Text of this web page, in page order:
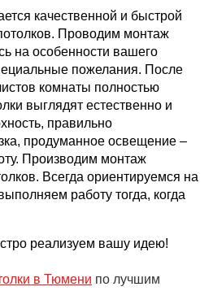
качественной и быстрой
Проводим монтаж
на особенности вашего
пожелания. После
комнаты полностью
выглядят естественно и
правильно
продуманное освещение –
Производим монтаж
Всегда ориентируемся на
работу тогда, когда
реализуем вашу идею!
в Тюмени по лучшим